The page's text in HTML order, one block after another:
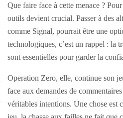
Que faire face à cette menace ?
outils devient crucial. Passer à des
comme Signal, pourrait être une
technologiques, c’est un rappel : la
sont essentielles pour garder la
Operation Zero, elle, continue son
face aux demandes de
véritables intentions. Une chose est